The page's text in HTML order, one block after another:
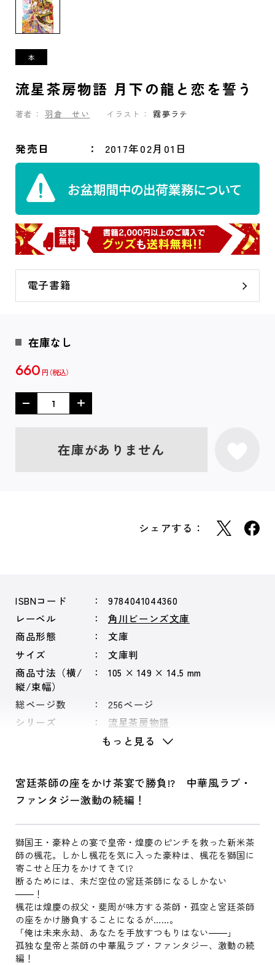
流星茶房物語 月下の龍と恋を誓う
著者： 羽倉 せい イラスト： 霧夢ラテ
発売日 2017年02月01日
電子書籍
在庫なし
660 円
在庫がありません
シェアする：
ISBNコード
9784041044360
レーベル
角川ビーンズ文庫
商品形態
文庫
サイズ
文庫判
商品寸法（横/
縦/束幅）
105 × 149 × 14.5 mm
総ページ数
256ページ
シリーズ
流星茶房物語
もっと見る
宮廷茶師の座をかけ茶宴で勝負!? 中華風ラブ・
ファンタジー激動の続編！
獅国王・豪粋との宴で皇帝・煌慶のピンチを救った新米茶
師の楓花。しかし楓花を気に入った豪粋は、楓花を獅国に
寄こせと圧力をかけてきて!?
断るためには、未だ空位の宮廷茶師になるしかない
――！
楓花は煌慶の叔父・斐周が味方する茶師・孤空と宮廷茶師
の座をかけ勝負することになるが……。
「俺は未来永劫、あなたを手放すつもりはない――」
孤独な皇帝と茶師の中華風ラブ・ファンタジー、激動の続
編！